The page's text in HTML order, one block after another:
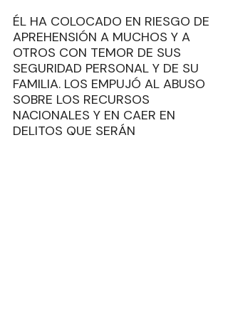
ÉL HA COLOCADO EN RIESGO DE
APREHENSIÓN A MUCHOS Y A
OTROS CON TEMOR DE SUS
SEGURIDAD PERSONAL Y DE SU
FAMILIA. LOS EMPUJÓ AL ABUSO
SOBRE LOS RECURSOS
NACIONALES Y EN CAER EN
DELITOS QUE SERÁN